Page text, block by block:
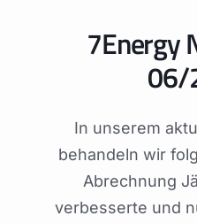
Gemeinschaften7Energy
06/
In unserem
behandeln wir
Abrechnung
verbesserte und